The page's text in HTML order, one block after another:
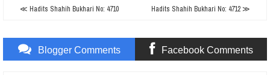
≪ Hadits Shahih Bukhari No: 4710 Hadits Shahih Bukhari No: 4712 ≫
Blogger Comments Facebook Comments